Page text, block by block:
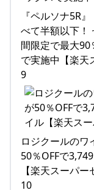
『ペルソナ5R
べて半額以下！
間限定で最大90
で実施中【楽天
9
ロジクールの
50％OFFで
【楽天スーパー
10